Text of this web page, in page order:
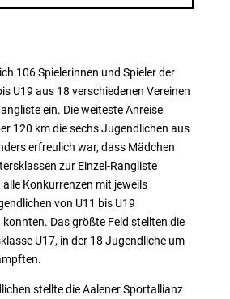
106 Spielerinnen und Spieler der
U19 aus 18 verschiedenen Vereinen
ein. Die weiteste Anreise
120 km die sechs Jugendlichen aus
erfreulich war, dass Mädchen
zur Einzel-Rangliste
Konkurrenzen mit jeweils
von U11 bis U19
Das größte Feld stellten die
U17, in der 18 Jugendliche um
stellte die Aalener Sportallianz